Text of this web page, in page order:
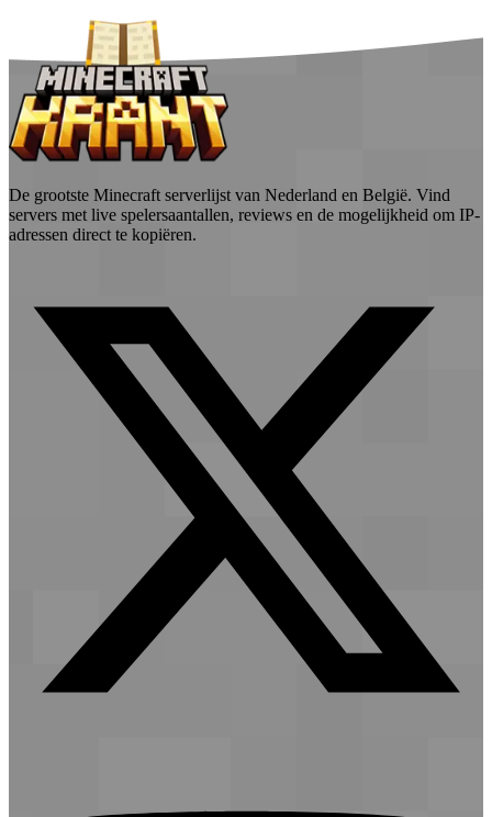
De grootste Minecraft serverlijst van Nederland en België. Vind
servers met live spelersaantallen, reviews en de mogelijkheid om IP-
adressen direct te kopiëren.